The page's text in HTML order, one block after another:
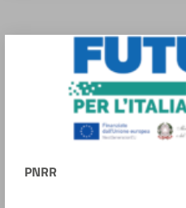
PNRR